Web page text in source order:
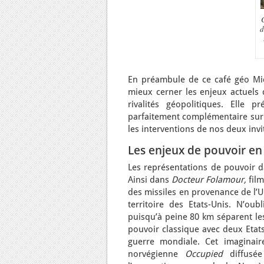
En préambule de ce café géo
mieux cerner les enjeux
rivalités géopolitiques. Elle
parfaitement complémentaire
les interventions de nos deux
Les enjeux de pouvoir
Les représentations de pouvoir
Ainsi dans Docteur Folamour,
des missiles en provenance de
territoire des Etats-Unis.
puisqu’à peine 80 km séparent
pouvoir classique avec deux
guerre mondiale. Cet
norvégienne
Occupied